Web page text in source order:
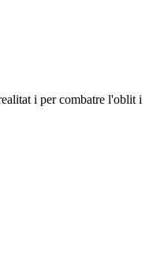
i per combatre l'oblit i